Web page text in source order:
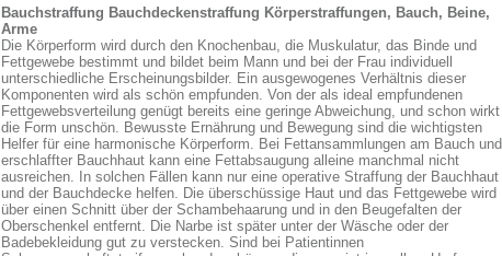
Bauchstraffung Bauchdeckenstraffung Körperstraffungen, Bauch, Beine,
Arme
Die Körperform wird durch den Knochenbau, die Muskulatur, das Binde und
Fettgewebe bestimmt und bildet beim Mann und bei der Frau individuell
unterschiedliche Erscheinungsbilder. Ein ausgewogenes Verhältnis dieser
Komponenten wird als schön empfunden. Von der als ideal empfundenen
Fettgewebsverteilung genügt bereits eine geringe Abweichung, und schon wirkt
die Form unschön. Bewusste Ernährung und Bewegung sind die wichtigsten
Helfer für eine harmonische Körperform. Bei Fettansammlungen am Bauch und
erschlaffter Bauchhaut kann eine Fettabsaugung alleine manchmal nicht
ausreichen. In solchen Fällen kann nur eine operative Straffung der Bauchhaut
und der Bauchdecke helfen. Die überschüssige Haut und das Fettgewebe wird
über einen Schnitt über der Schambehaarung und in den Beugefalten der
Oberschenkel entfernt. Die Narbe ist später unter der Wäsche oder der
Badebekleidung gut zu verstecken. Sind bei Patientinnen